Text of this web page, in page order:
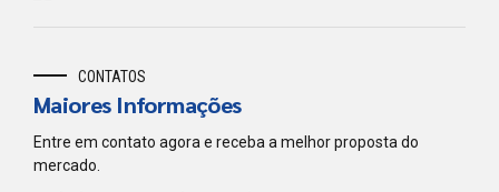
CONTATOS
Maiores Informações
Entre em contato agora e receba a melhor proposta do
mercado.